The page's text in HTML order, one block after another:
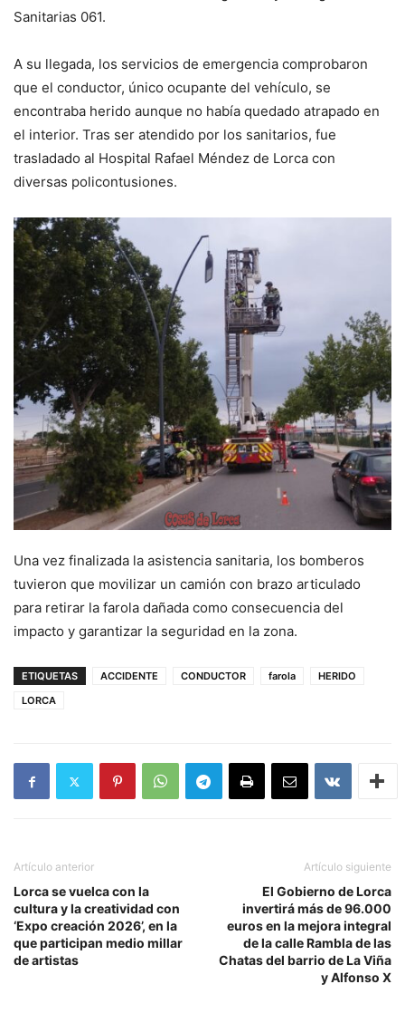
Sanitarias 061.
A su llegada, los servicios de emergencia comprobaron
que el conductor, único ocupante del vehículo, se
encontraba herido aunque no había quedado atrapado en
el interior. Tras ser atendido por los sanitarios, fue
trasladado al Hospital Rafael Méndez de Lorca con
diversas policontusiones.
Una vez finalizada la asistencia sanitaria, los bomberos
tuvieron que movilizar un camión con brazo articulado
para retirar la farola dañada como consecuencia del
impacto y garantizar la seguridad en la zona.
ETIQUETAS ACCIDENTE CONDUCTOR farola
HERIDO
LORCA
Artículo anterior
Lorca se vuelca con la
cultura y la creatividad con
‘Expo creación 2026’, en la
que participan medio millar
de artistas
Artículo siguiente
El Gobierno de Lorca
invertirá más de 96.000
euros en la mejora integral
de la calle Rambla de las
Chatas del barrio de La Viña
y Alfonso X